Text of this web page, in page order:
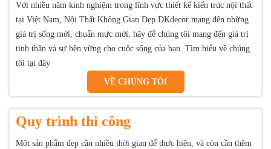
Với nhiều năm kinh nghiệm trong lĩnh vực thiết kế kiến trúc nội thất
tại Việt Nam, Nội Thất Không Gian Đẹp DKdecor mang đến những
giá trị sống mới, chuẩn mực mới, hãy để chúng tôi mang đến giá trị
tinh thần và sự bền vững cho cuộc sống của bạn. Tìm hiểu về chúng
tôi tại đây
VỀ CHÚNG TÔI
Quy trình thi công
Một sản phẩm đẹp cần nhiều thời gian để thực hiện, và còn cần thêm